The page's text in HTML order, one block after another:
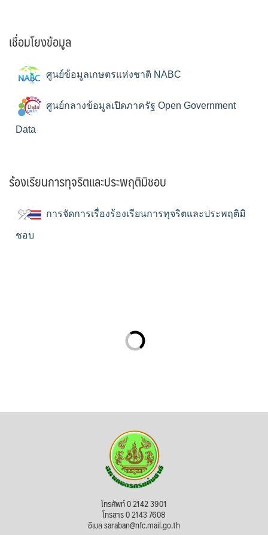
เชื่อมโยงข้อมูล
ศูนย์ข้อมูลเกษตรแห่งชาติ NABC
ศูนย์กลางข้อมูลเปิดภาครัฐ Open Government
Data
ร้องเรียนการทุจริตและประพฤติมิชอบ
การจัดการเรื่องร้องเรียนการทุจริตและประพฤติมิ
ชอบ
โทรศัพท์ 0 2142 3901
โทรสาร 0 2143 7608
อีเมล saraban@nfc.mail.go.th